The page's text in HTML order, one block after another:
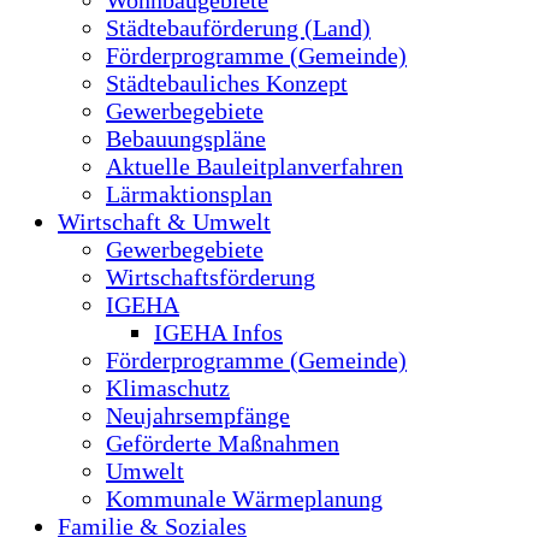
Städtebauförderung (Land)
Förderprogramme (Gemeinde)
Städtebauliches Konzept
Gewerbegebiete
Bebauungspläne
Aktuelle Bauleitplanverfahren
Lärmaktionsplan
Wirtschaft & Umwelt
Gewerbegebiete
Wirtschaftsförderung
IGEHA
IGEHA Infos
Förderprogramme (Gemeinde)
Klimaschutz
Neujahrsempfänge
Geförderte Maßnahmen
Umwelt
Kommunale Wärmeplanung
Familie & Soziales